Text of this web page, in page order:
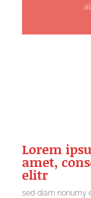
Lorem
amet,
elitr
sed diam nonumy